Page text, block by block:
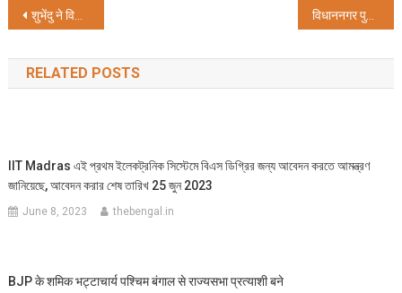
Post
navigation
शुभेंदु ने विधानसभा में किया दावा: तृणमूल में 99.99 फीसदी लोग चोर विधाननगर पुलिस आयुक्त सहित पांच IPS अधिकारियों का तबादला
RELATED POSTS
IIT Madras এই প্রথম ইলেকট্রনিক সিস্টেমে বিএস ডিগ্রির জন্য আবেদন করতে আমন্ত্রণ
জানিয়েছে, আবেদন করার শেষ তারিখ 25 জুন 2023
June 8, 2023 thebengal.in
BJP के शमिक भट्टाचार्य पश्चिम बंगाल से राज्यसभा प्रत्याशी बने